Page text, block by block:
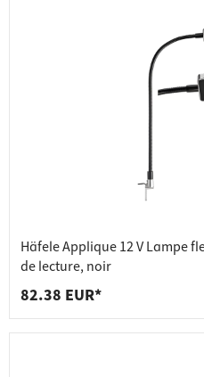
Häfele Applique 12 V Lampe
de lecture, noir
82.38 EUR*